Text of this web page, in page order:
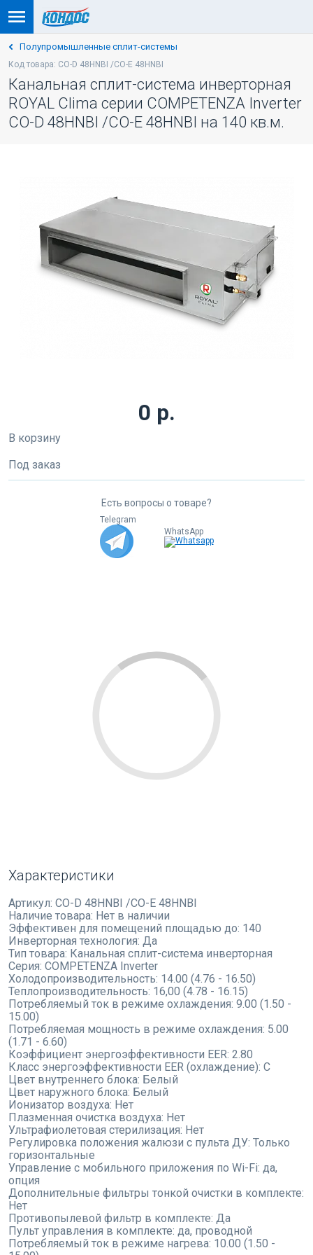
Полупромышленные сплит-системы
Код товара: CO-D 48HNBI /CO-E 48HNBI
Канальная сплит-система инверторная
ROYAL Clima серии COMPETENZA Inverter
CO-D 48HNBI /CO-E 48HNBI на 140 кв.м.
0 р.
В корзину
Под заказ
Есть вопросы о товаре?
Telegram
WhatsApp
Характеристики
Артикул: CO-D 48HNBI /CO-E 48HNBI
Наличие товара: Нет в наличии
Эффективен для помещений площадью до: 140
Инверторная технология: Да
Тип товара: Канальная сплит-система инверторная
Серия: COMPETENZA Inverter
Холодопроизводительность: 14.00 (4.76 - 16.50)
Теплопроизводительность: 16,00 (4.78 - 16.15)
Потребляемый ток в режиме охлаждения: 9.00 (1.50 -
15.00)
Потребляемая мощность в режиме охлаждения: 5.00
(1.71 - 6.60)
Коэффициент энергоэффективности EER: 2.80
Класс энергоэффективности EER (охлаждение): C
Цвет внутреннего блока: Белый
Цвет наружного блока: Белый
Ионизатор воздуха: Нет
Плазменная очистка воздуха: Нет
Ультрафиолетовая стерилизация: Нет
Регулировка положения жалюзи с пульта ДУ: Только
горизонтальные
Управление с мобильного приложения по Wi-Fi: да,
опция
Дополнительные фильтры тонкой очистки в комплекте:
Нет
Противопылевой фильтр в комплекте: Да
Пульт управления в комплекте: да, проводной
Потребляемый ток в режиме нагрева: 10.00 (1.50 -